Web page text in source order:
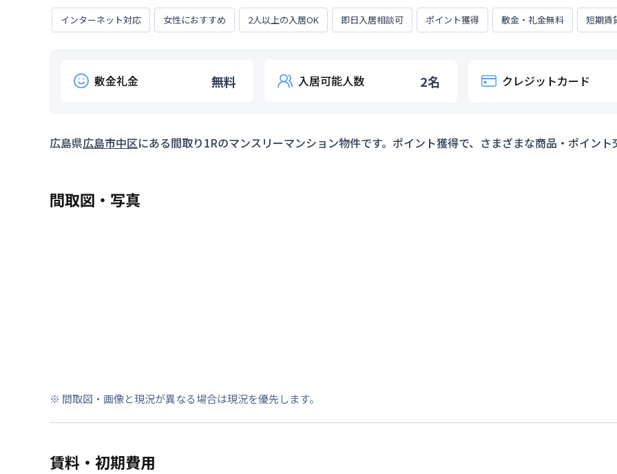
対象期間 2026年7月14日~2026年8月31日
インターネット対応 女性におすすめ 2人以上の入居OK 即日入居相談可 ポイント獲得 敷金・礼金無料 短期賃
敷金礼金 無料 入居可能人数 2名 クレジットカード
広島県広島市中区にある間取り1Rのマンスリーマンション物件です。ポイント獲得で、さまざまな商品・ポイント
間取図・写真
※ 間取図・画像と現況が異なる場合は現況を優先します。
賃料・初期費用